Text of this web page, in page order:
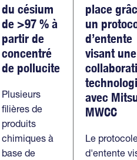
du césium
de >97 % à
partir de
concentré
de pollucite
Plusieurs
filières de
produits
chimiques à
base de
place
un
d’entente
visant une
avec
MWCC
Le
d'entente